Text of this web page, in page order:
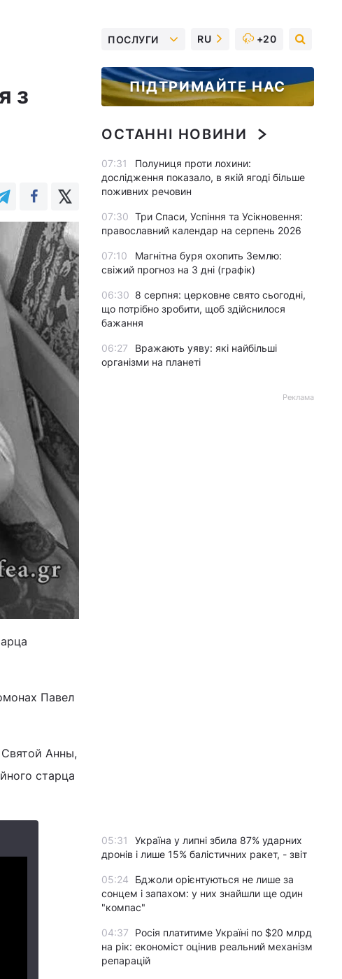
з
Павел
Святой Анны,
старца
ПОСЛУГИ RU +20
ПІДТРИМАЙТЕ НАС
ОСТАННІ НОВИНИ
07:31
Полуниця проти лохини:
дослідження показало, в якій ягоді більше
поживних речовин
07:30 Три Спаси, Успіння та Усікновення:
православний календар на серпень 2026
07:10
Магнітна буря охопить Землю:
свіжий прогноз на 3 дні (графік)
06:30 8 серпня: церковне свято сьогодні,
що потрібно зробити, щоб здійснилося
бажання
06:27
Вражають уяву: які найбільші
організми на планеті
Реклама
05:31
Україна у липні збила 87% ударних
дронів і лише 15% балістичних ракет, - звіт
05:24
Бджоли орієнтуються не лише за
сонцем і запахом: у них знайшли ще один
"компас"
04:37
Росія платитиме Україні по $20 млрд
на рік: економіст оцінив реальний механізм
репарацій